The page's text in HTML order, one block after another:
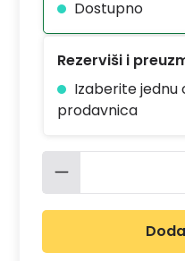
Dostupno
Rezerviši i
Izaberite jednu
prodavnica
Količina